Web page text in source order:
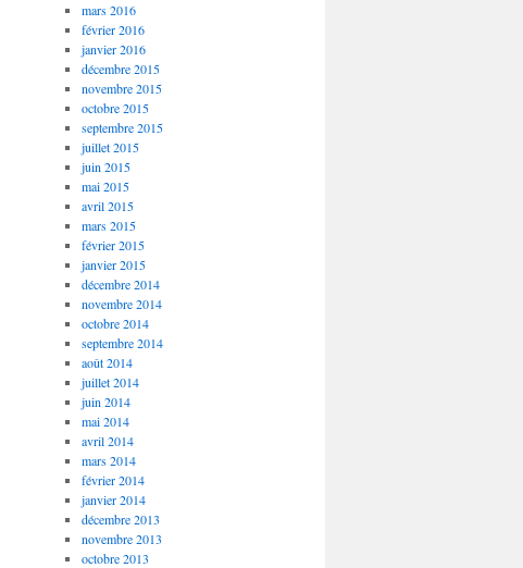
mars 2016
février 2016
janvier 2016
décembre 2015
novembre 2015
octobre 2015
septembre 2015
juillet 2015
juin 2015
mai 2015
avril 2015
mars 2015
février 2015
janvier 2015
décembre 2014
novembre 2014
octobre 2014
septembre 2014
août 2014
juillet 2014
juin 2014
mai 2014
avril 2014
mars 2014
février 2014
janvier 2014
décembre 2013
novembre 2013
octobre 2013